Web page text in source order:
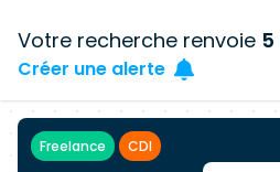
Votre recherche renvoie 5
Créer une alerte
Freelance CDI